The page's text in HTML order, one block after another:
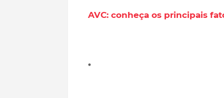
AVC: conheça os principais